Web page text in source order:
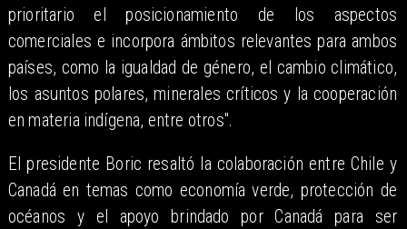
prioritario el posicionamiento de los aspectos
comerciales e incorpora ámbitos relevantes para ambos
países, como la igualdad de género, el cambio climático,
los asuntos polares, minerales críticos y la cooperación
en materia indígena, entre otros".
El presidente Boric resaltó la colaboración entre Chile y
Canadá en temas como economía verde, protección de
océanos y el apoyo brindado por Canadá para ser